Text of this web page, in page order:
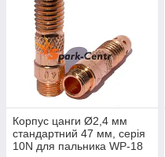
Корпус цанги Ø2,4 мм
стандартний 47 мм, серія
10N для пальника WP-18